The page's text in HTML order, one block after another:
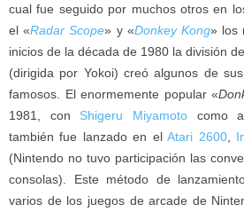
cual fue seguido por muchos otros en
el «Radar Scope» y «Donkey Kong» los
inicios de la década de 1980 la división
(dirigida por Yokoi) creó algunos de
famosos. El enormemente popular «
1981, con Shigeru Miyamotocomo
también fue lanzado en elAtari 2600,
(Nintendo no tuvo participación las
consolas). Este método de
varios de los juegos de arcade de